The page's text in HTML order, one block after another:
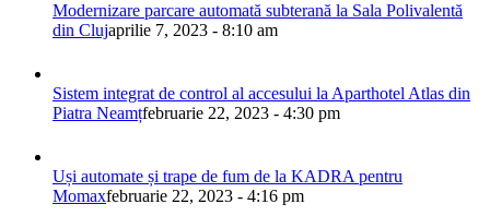
Modernizare parcare automată subterană la Sala Polivalentă
din Clujaprilie 7, 2023 - 8:10 am
Sistem integrat de control al accesului la Aparthotel Atlas din
Piatra Neamțfebruarie 22, 2023 - 4:30 pm
Uși automate și trape de fum de la KADRA pentru
Momaxfebruarie 22, 2023 - 4:16 pm